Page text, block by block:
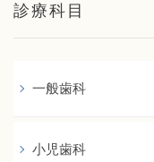
診療科目
一般歯科
小児歯科